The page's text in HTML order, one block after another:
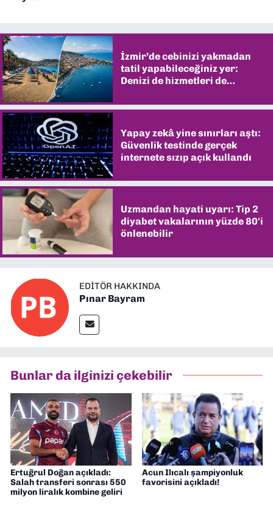
İzmir’de cebinizi yakmadan
tatil yapabileceğiniz yer:
Denizi de hizmetleri de
Yapay zekâ yine sınırları aştı:
Güvenlik testinde gerçek
internete sızıp açık kullandı
Uzmandan hayati uyarı: Tip 2
diyabet vakalarının yüzde 80'i
önlenebilir
EDITÖR HAKKINDA
Pınar Bayram
Bunlar da ilginizi çekebilir
Ertuğrul Doğan açıkladı:
Salah transferi sonrası 550
milyon liralık kombine geliri
Acun Ilıcalı şampiyonluk
favorisini açıkladı!